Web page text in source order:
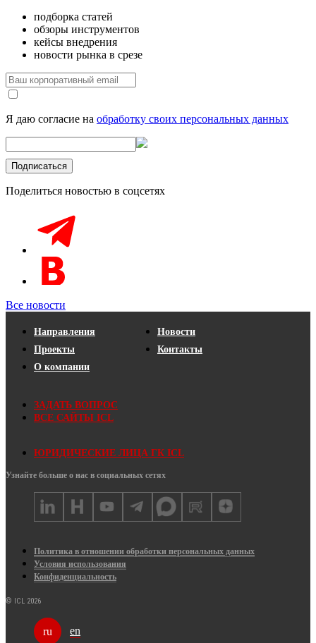
подборка статей
обзоры инструментов
кейсы внедрения
новости рынка в срезе
Я даю согласие на обработку своих персональных данных
Поделиться новостью в соцсетях
Все новости
Направления
Проекты
О компании
Новости
Контакты
ЗАДАТЬ ВОПРОС
ВСЕ САЙТЫ ICL
ЮРИДИЧЕСКИЕ ЛИЦА ГК ICL
Узнайте больше о нас в социальных сетях
Политика в отношении обработки персональных данных
Условия использования
Конфиденциальность
© ICL 2026
ru en